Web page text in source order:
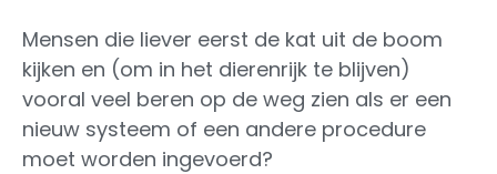
Mensen die liever eerst de kat uit de boom
kijken en (om in het dierenrijk te blijven)
vooral veel beren op de weg zien als er een
nieuw systeem of een andere procedure
moet worden ingevoerd?